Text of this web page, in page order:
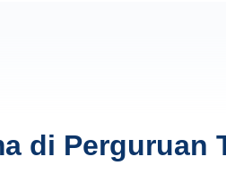
di Perguruan